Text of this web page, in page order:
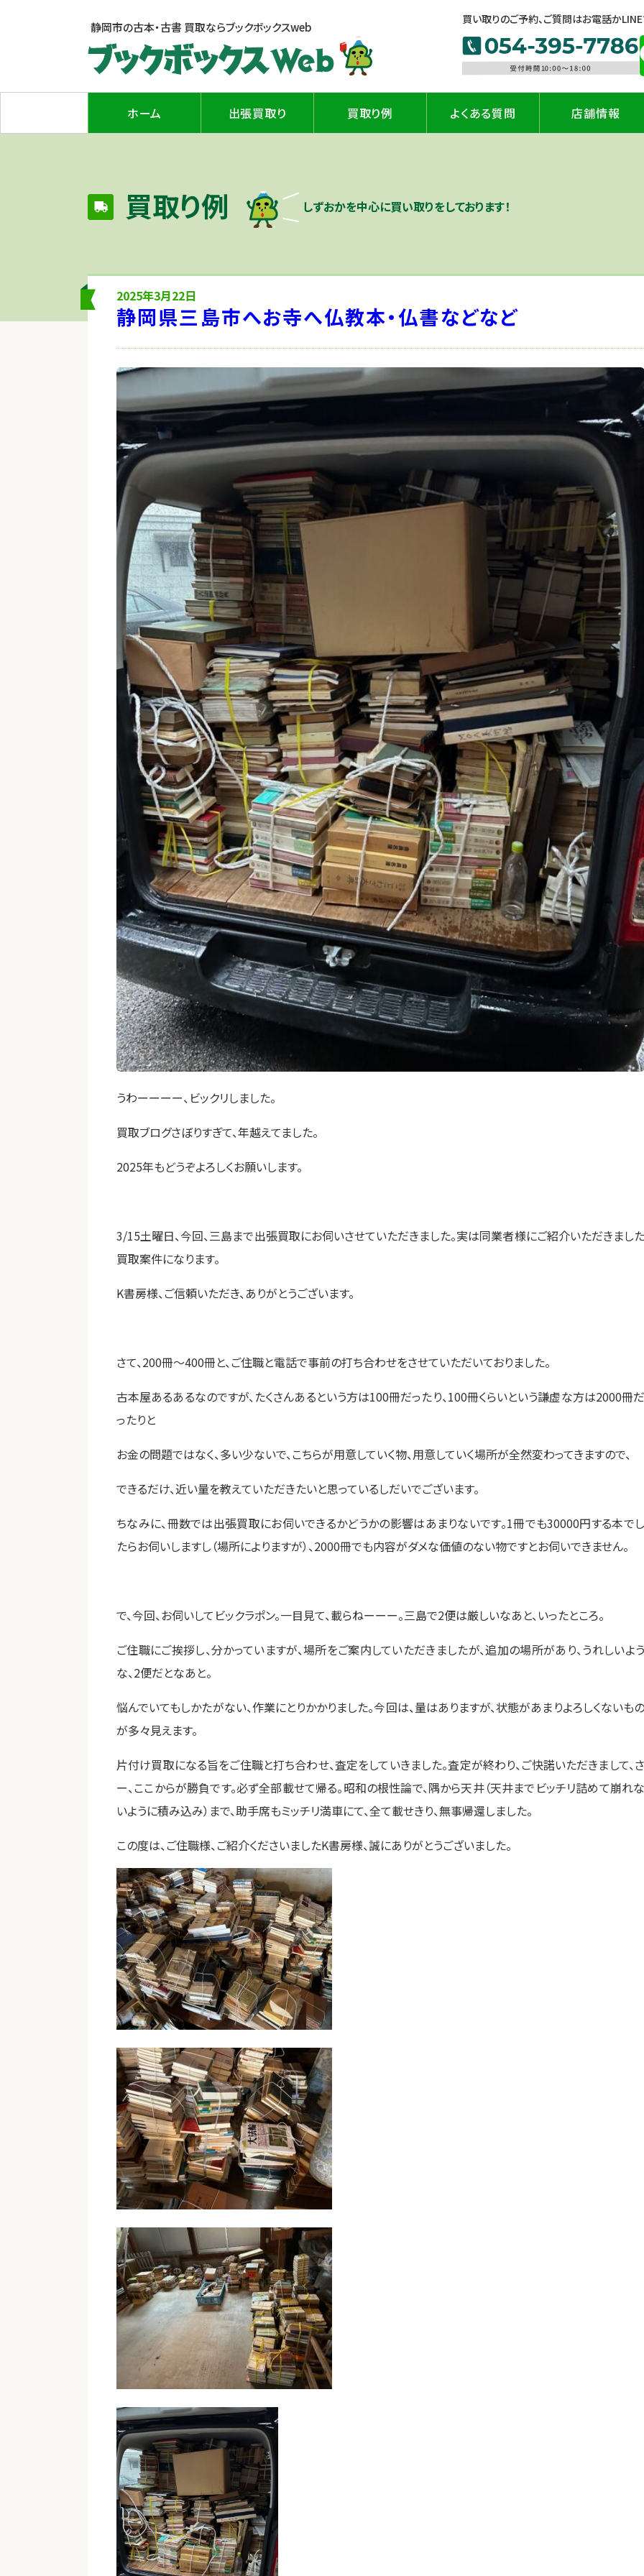
静岡市の古本・古書 買取ならブックボックスweb
買い取りのご予約、ご質問はお電話か
ホーム 出張買取り 買取り例 よくある質問 店舗情報
買取り例 しずおかを中心に買い取りをしております！
2025年3月22日
静岡県三島市へお寺へ仏教本・仏書などなど
うわーーーー、ビックリしました。
買取ブログさぼりすぎて、年越えてました。
2025年もどうぞよろしくお願いします。
3/15土曜日、今回、三島まで出張買取にお伺いさせていただきました。実は同業者様にご紹介いただきました
買取案件になります。
K書房様、ご信頼いただき、ありがとうございます。
さて、200冊～400冊と、ご住職と電話で事前の打ち合わせをさせていただいておりました。
古本屋あるあるなのですが、たくさんあるという方は100冊だったり、100冊くらいという謙虚な方は2000冊だ
ったりと
お金の問題ではなく、多い少ないで、こちらが用意していく物、用意していく場所が全然変わってきますので、
できるだけ、近い量を教えていただきたいと思っているしだいでございます。
ちなみに、冊数では出張買取にお伺いできるかどうかの影響はあまりないです。1冊でも30000円する本でし
たらお伺いしますし（場所によりますが）、2000冊でも内容がダメな価値のない物ですとお伺いできません。
で、今回、お伺いしてビックラポン。一目見て、載らねーーー。三島で2便は厳しいなあと、いったところ。
ご住職にご挨拶し、分かっていますが、場所をご案内していただきましたが、追加の場所があり、うれしいよう
な、2便だとなあと。
悩んでいてもしかたがない、作業にとりかかりました。今回は、量はありますが、状態があまりよろしくないもの
が多々見えます。
片付け買取になる旨をご住職と打ち合わせ、査定をしていきました。査定が終わり、ご快諾いただきまして、さ
ー、ここからが勝負です。必ず全部載せて帰る。昭和の根性論で、隅から天井（天井までビッチリ詰めて崩れな
いように積み込み）まで、助手席もミッチリ満車にて、全て載せきり、無事帰還しました。
この度は、ご住職様、ご紹介くださいましたK書房様、誠にありがとうございました。